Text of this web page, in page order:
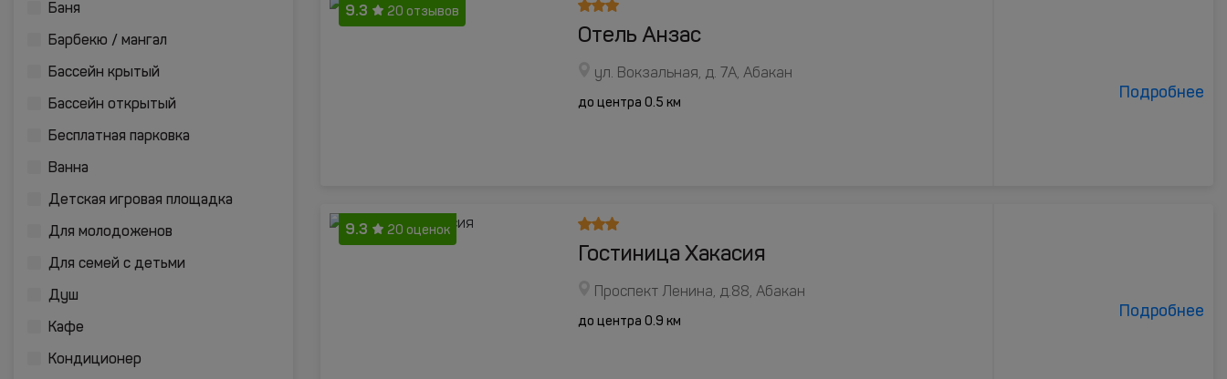
Баня
Барбекю / мангал
Бассейн крытый
Бассейн открытый
Бесплатная парковка
Ванна
Детская игровая площадка
Для молодоженов
Для семей с детьми
Душ
Кафе
Кондиционер
9.3 20 отзывов
Отель Анзас
ул. Вокзальная, д. 7А, Абакан
до центра 0.5 км
Подробнее
9.3 20 оценок
Гостиница Хакасия
Проспект Ленина, д.88, Абакан
до центра 0.9 км
Подробнее